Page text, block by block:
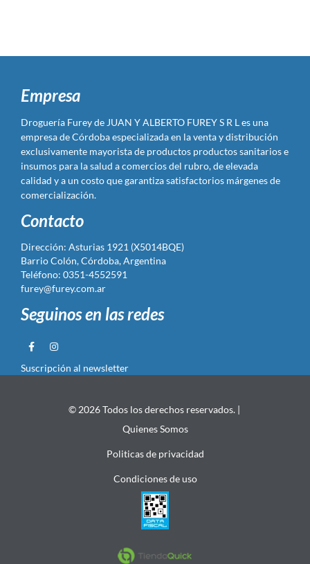
Empresa
Droguería Furey de JUAN Y ALBERTO FUREY S R L es una
empresa de Córdoba especializada en la venta y distribución
exclusivamente mayorista de productos productos sanitarios e
insumos para la salud a comercios del rubro, de elevada
calidad y a un costo que garantiza satisfactorios márgenes de
comercialización.
Contacto
Dirección: Asturias 1921 (X5014BQE)
Barrio Colón, Córdoba, Argentina
Teléfono: 0351-4552591
furey@furey.com.ar
Seguinos en las redes
Suscripción al newsletter
© 2026 Todos los derechos reservados. |
Quienes Somos
Politicas de privacidad
Condiciones de uso